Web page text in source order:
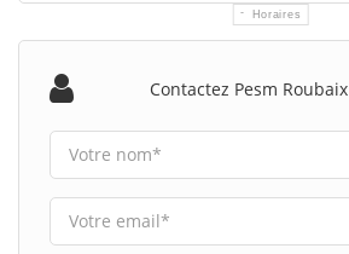
Horaires
Contactez Pesm Roubaix